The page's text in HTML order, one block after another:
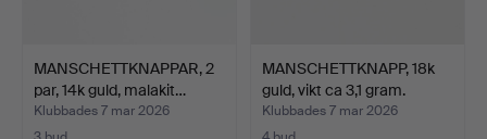
MANSCHETTKNAPPAR, 2
par, 14k guld, malakit…
Klubbades 7 mar 2026
MANSCHETTKNAPP, 18k
guld, vikt ca 3,1 gram.
Klubbades 7 mar 2026